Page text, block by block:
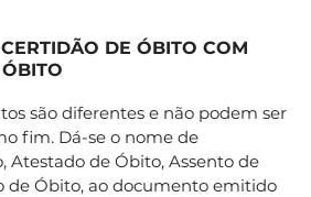
DE ÓBITO COM
são diferentes e não podem ser
fim. Dá-se o nome de
Atestado de Óbito, Assento de
de Óbito, ao documento emitido